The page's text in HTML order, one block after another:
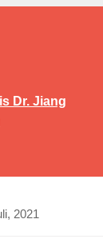
Dr. Jiang
2021